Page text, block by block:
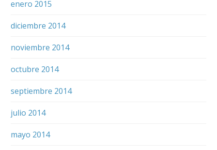
enero 2015
diciembre 2014
noviembre 2014
octubre 2014
septiembre 2014
julio 2014
mayo 2014